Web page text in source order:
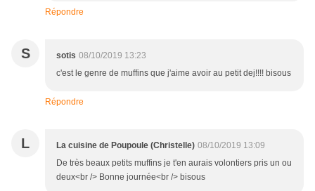
Répondre
S sotis 08/10/2019 13:23
c'est le genre de muffins que j'aime avoir au petit dej!!!! bisous
Répondre
L La cuisine de Poupoule (Christelle) 08/10/2019 13:09
De très beaux petits muffins je t'en aurais volontiers pris un ou
deux<br /> Bonne journée<br /> bisous